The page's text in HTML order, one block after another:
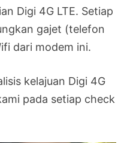
Digi 4G LTE. Setiap
gajet (telefon
dari modem ini.
kelajuan Digi 4G
pada setiap check